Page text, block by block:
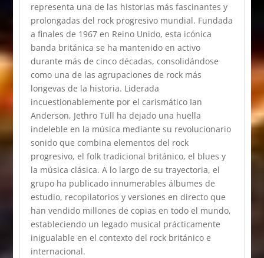
representa una de las historias más fascinantes y
prolongadas del rock progresivo mundial. Fundada
a finales de 1967 en Reino Unido, esta icónica
banda británica se ha mantenido en activo
durante más de cinco décadas, consolidándose
como una de las agrupaciones de rock más
longevas de la historia. Liderada
incuestionablemente por el carismático Ian
Anderson, Jethro Tull ha dejado una huella
indeleble en la música mediante su revolucionario
sonido que combina elementos del rock
progresivo, el folk tradicional británico, el blues y
la música clásica. A lo largo de su trayectoria, el
grupo ha publicado innumerables álbumes de
estudio, recopilatorios y versiones en directo que
han vendido millones de copias en todo el mundo,
estableciendo un legado musical prácticamente
inigualable en el contexto del rock británico e
internacional.